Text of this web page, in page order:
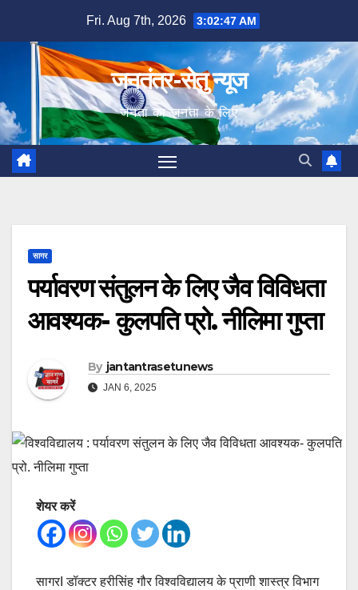
content
Fri. Aug 7th, 2026 3:02:48 AM
जनतंत्र-सेतु न्यूज
जनता का जनता के लिए
सागर
पर्यावरण संतुलन के लिए जैव विविधता
आवश्यक- कुलपति प्रो. नीलिमा गुप्ता
By jantantrasetunews
JAN 6, 2025
शेयर करें
सागरI डॉक्टर हरीसिंह गौर विश्वविद्यालय के प्राणी शास्त्र विभाग